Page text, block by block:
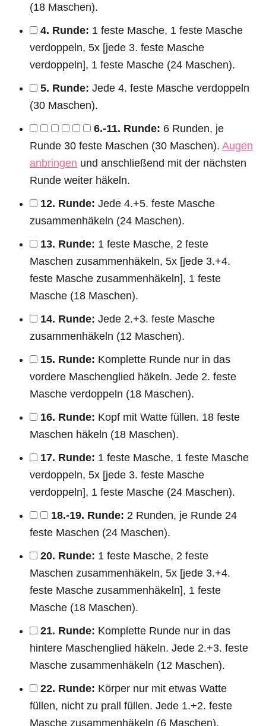
(18 Maschen).
4. Runde: 1 feste Masche, 1 feste Masche
verdoppeln, 5x [jede 3. feste Masche
verdoppeln], 1 feste Masche (24 Maschen).
5. Runde: Jede 4. feste Masche verdoppeln
(30 Maschen).
6.-11. Runde: 6 Runden, je
Runde 30 feste Maschen (30 Maschen). Augen
anbringen und anschließend mit der nächsten
Runde weiter häkeln.
12. Runde: Jede 4.+5. feste Masche
zusammenhäkeln (24 Maschen).
13. Runde: 1 feste Masche, 2 feste
Maschen zusammenhäkeln, 5x [jede 3.+4.
feste Masche zusammenhäkeln], 1 feste
Masche (18 Maschen).
14. Runde: Jede 2.+3. feste Masche
zusammenhäkeln (12 Maschen).
15. Runde: Komplette Runde nur in das
vordere Maschenglied häkeln. Jede 2. feste
Masche verdoppeln (18 Maschen).
16. Runde: Kopf mit Watte füllen. 18 feste
Maschen häkeln (18 Maschen).
17. Runde: 1 feste Masche, 1 feste Masche
verdoppeln, 5x [jede 3. feste Masche
verdoppeln], 1 feste Masche (24 Maschen).
18.-19. Runde: 2 Runden, je Runde 24
feste Maschen (24 Maschen).
20. Runde: 1 feste Masche, 2 feste
Maschen zusammenhäkeln, 5x [jede 3.+4.
feste Masche zusammenhäkeln], 1 feste
Masche (18 Maschen).
21. Runde: Komplette Runde nur in das
hintere Maschenglied häkeln. Jede 2.+3. feste
Masche zusammenhäkeln (12 Maschen).
22. Runde: Körper nur mit etwas Watte
füllen, nicht zu prall füllen. Jede 1.+2. feste
Masche zusammenhäkeln (6 Maschen).